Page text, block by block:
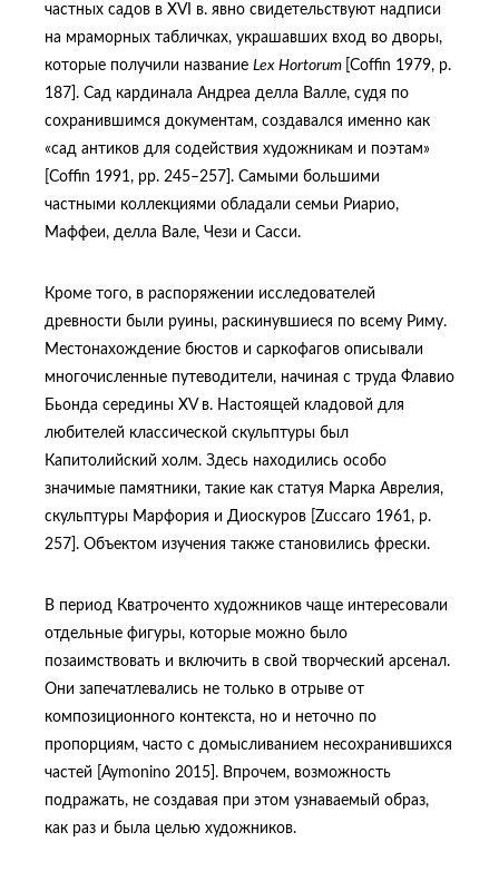
частных садов в XVI в. явно свидетельствуют надписи
на мраморных табличках, украшавших вход во дворы,
которые получили название Lex Hortorum [Coffin 1979, p.
187]. Сад кардинала Андреа делла Валле, судя по
сохранившимся документам, создавался именно как
«сад антиков для содействия художникам и поэтам»
[Coffin 1991, pp. 245–257]. Самыми большими
частными коллекциями обладали семьи Риарио,
Маффеи, делла Вале, Чези и Сасси.
Кроме того, в распоряжении исследователей
древности были руины, раскинувшиеся по всему Риму.
Местонахождение бюстов и саркофагов описывали
многочисленные путеводители, начиная с труда Флавио
Бьонда середины XV в. Настоящей кладовой для
любителей классической скульптуры был
Капитолийский холм. Здесь находились особо
значимые памятники, такие как статуя Марка Аврелия,
скульптуры Марфория и Диоскуров [Zuccaro 1961, p.
257]. Объектом изучения также становились фрески.
В период Кватроченто художников чаще интересовали
отдельные фигуры, которые можно было
позаимствовать и включить в свой творческий арсенал.
Они запечатлевались не только в отрыве от
композиционного контекста, но и неточно по
пропорциям, часто с домысливанием несохранившихся
частей [Aymonino 2015]. Впрочем, возможность
подражать, не создавая при этом узнаваемый образ,
как раз и была целью художников.